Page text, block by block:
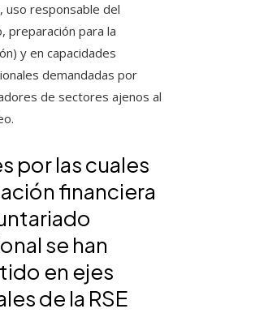
uso responsable del
preparación para la
y en capacidades
demandadas por
de sectores ajenos al
por las cuales
financiera
se han
en ejes
de la RSE